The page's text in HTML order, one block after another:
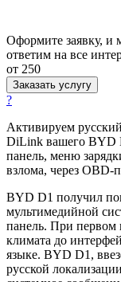
Оформите заявку, и
ответим на все
от 250
Заказать услугу
?
Активируем
DiLink вашего BYD
панель, меню
взлома, через OBD-
BYD D1 получил
мультимедийной
панель. При
климата до
языке. BYD D1,
русской